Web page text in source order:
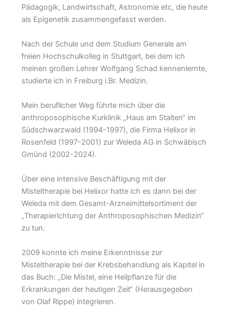
Pädagogik, Landwirtschaft, Astronomie etc, die heute
als Epigenetik zusammengefasst werden.
Nach der Schule und dem Studium Generale am
freien Hochschulkolleg in Stuttgart, bei dem ich
meinen großen Lehrer Wolfgang Schad kennenlernte,
studierte ich in Freiburg i.Br. Medizin.
Mein beruflicher Weg führte mich über die
anthroposophische Kurklinik „Haus am Stalten“ im
Südschwarzwald (1994-1997), die Firma Helixor in
Rosenfeld (1997-2001) zur Weleda AG in Schwäbisch
Gmünd (2002-2024).
Über eine intensive Beschäftigung mit der
Misteltherapie bei Helixor hatte ich es dann bei der
Weleda mit dem Gesamt-Arzneimittelsortiment der
„Therapierichtung der Anthroposophischen Medizin“
zu tun.
2009 konnte ich meine Erkenntnisse zur
Misteltherapie bei der Krebsbehandlung als Kapitel in
das Buch: „Die Mistel, eine Heilpflanze für die
Erkrankungen der heutigen Zeit“ (Herausgegeben
von Olaf Rippe) integrieren.